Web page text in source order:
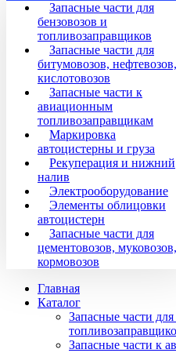
Запасные части для
бензовозов и
топливозаправщиков
Запасные части для
битумовозов, нефтевозов,
кислотовозов
Запасные части к
авиационным
топливозаправщикам
Маркировка
автоцистерны и груза
Рекуперация и нижний
налив
Электрооборудование
Элементы облицовки
автоцистерн
Запасные части для
цементовозов, муковозов,
кормовозов
Главная
Каталог
Запасные части
Запасные части к